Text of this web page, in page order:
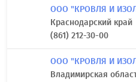
ООО "КРОВЛЯ И
Краснодарский край
(861) 212-30-00
ООО "КРОВЛЯ И
Владимирская